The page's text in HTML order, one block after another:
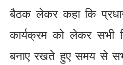
बैठक लेकर कहा कि
कार्यक्रम को लेकर सभी
बनाए रखते हुए समय से